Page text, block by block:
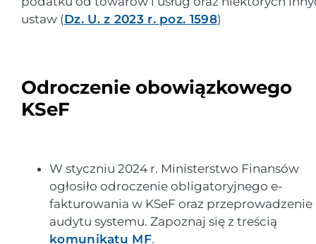
ustaw (Dz. U. z 2023 r. poz. 1598)
Odroczenie obowiązkowego
KSeF
W styczniu 2024 r. Ministerstwo Finansów
ogłosiło odroczenie obligatoryjnego e-
fakturowania w KSeF oraz przeprowadzenie
audytu systemu. Zapoznaj się z treścią
komunikatu MF.